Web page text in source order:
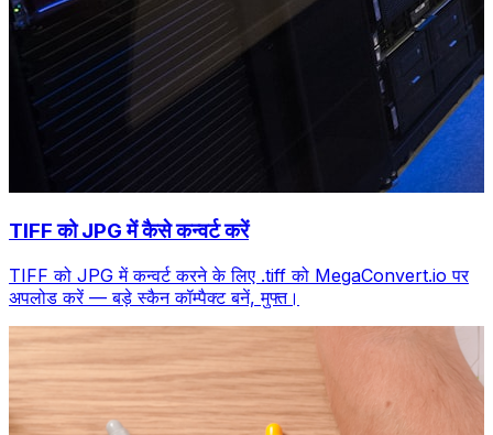
TIFF को JPG में कैसे कन्वर्ट करें
TIFF को JPG में कन्वर्ट करने के लिए .tiff को MegaConvert.io पर
अपलोड करें — बड़े स्कैन कॉम्पैक्ट बनें, मुफ्त।